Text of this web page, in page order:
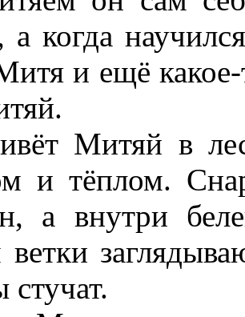
ко­гда
и ещё
Митяй в
и тё­плом.
а внутри
ветки